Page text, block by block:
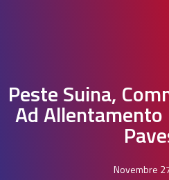
Peste Suina,
Ad
Novembre